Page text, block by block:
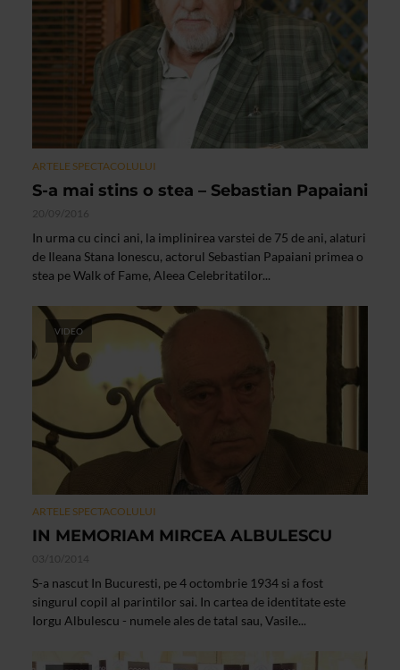
ARTELE SPECTACOLULUI
S-a mai stins o stea – Sebastian Papaiani
20/09/2016
In urma cu cinci ani, la implinirea varstei de 75 de ani, alaturi
de Ileana Stana Ionescu, actorul Sebastian Papaiani primea o
stea pe Walk of Fame, Aleea Celebritatilor...
VIDEO
ARTELE SPECTACOLULUI
IN MEMORIAM MIRCEA ALBULESCU
03/10/2014
S-a nascut In Bucuresti, pe 4 octombrie 1934 si a fost
singurul copil al parintilor sai. In cartea de identitate este
Iorgu Albulescu - numele ales de tatal sau, Vasile...